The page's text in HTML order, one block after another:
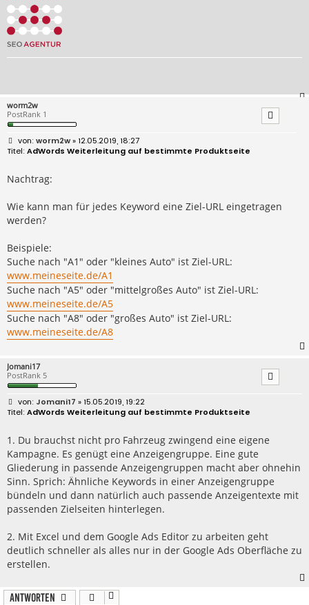
worm2w
PostRank 1
B
e
r
a
worm2w» 12.05.2019, 18:27
AdWords Weiterleitung auf bestimmte Produktseite
Nachtrag:
Wie kann man für jedes Keyword eine Ziel-URL eingetragen
werden?
Beispiele:
Suche nach "A1" oder "kleines Auto" ist Ziel-URL:
www.meineseite.de/A1
Suche nach "A5" oder "mittelgroßes Auto" ist Ziel-URL:
www.meineseite.de/A5
Suche nach "A8" oder "großes Auto" ist Ziel-URL:
www.meineseite.de/A8
Jomani17
PostRank 5
B
e
i
a
g
Jomani17 » 15.05.2019, 19:22
AdWords Weiterleitung auf bestimmte Produktseite
1. Du brauchst nicht pro Fahrzeug zwingend eine eigene
Kampagne. Es genügt eine Anzeigengruppe. Eine gute
Gliederung in passende Anzeigengruppen macht aber ohnehin
Sinn. Sprich: Ähnliche Keywords in einer Anzeigengruppe
bündeln und dann natürlich auch passende Anzeigentexte mit
passenden Zielseiten hinterlegen.
2. Mit Excel und dem Google Ads Editor zu arbeiten geht
deutlich schneller als alles nur in der Google Ads Oberfläche zu
erstellen.
Antworten